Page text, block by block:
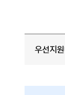
우선지